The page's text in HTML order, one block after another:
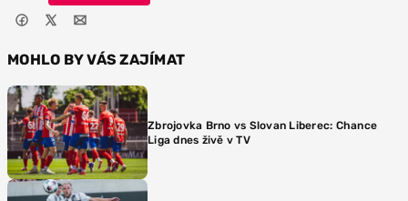
MOHLO BY VÁS ZAJÍMAT
Zbrojovka Brno vs Slovan Liberec: Chance
Liga dnes živě v TV